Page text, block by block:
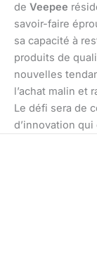
de Veepee
savoir-faire
sa capacité à
produits de
nouvelles
l’achat malin et
Le défi sera de
d’innovation